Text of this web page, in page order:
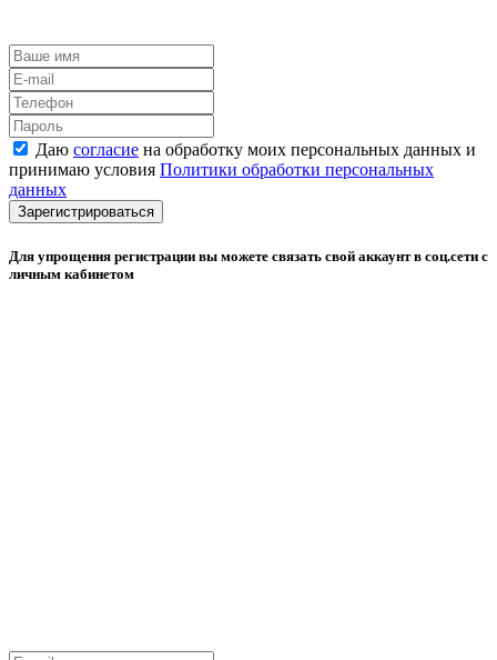
Даю согласие на обработку моих персональных данных и
принимаю условия Политики обработки персональных
данных
Зарегистрироваться
Для упрощения регистрации вы можете связать свой аккаунт в соц.сети с
личным кабинетом